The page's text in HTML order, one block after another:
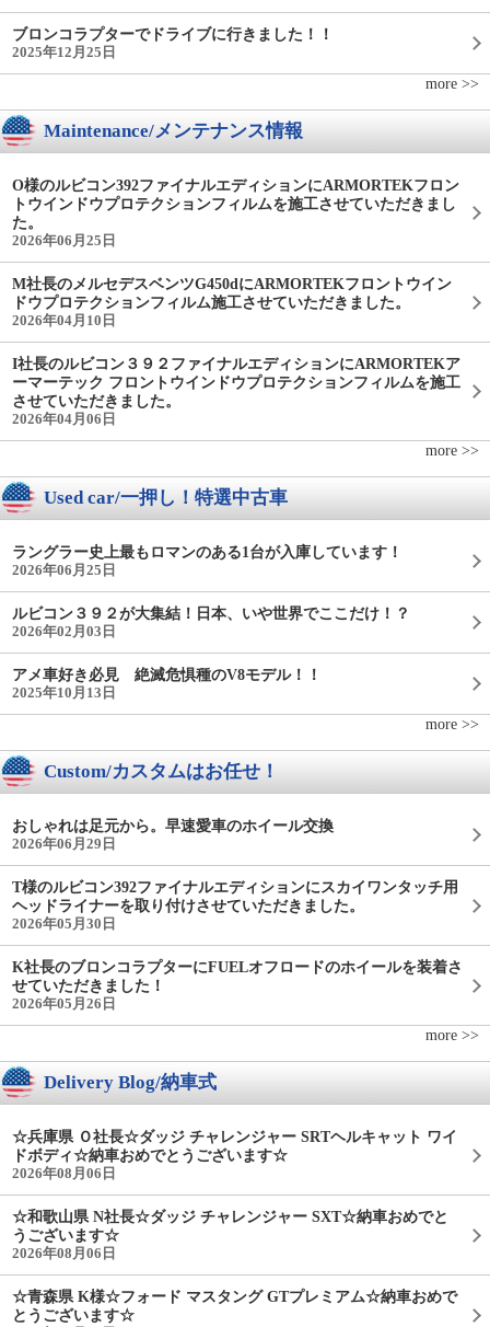
ブロンコラプターでドライブに行きました！！
2025年12月25日
more >>
Maintenance/メンテナンス情報
O様のルビコン392ファイナルエディションにARMORTEKフロン
トウインドウプロテクションフィルムを施工させていただきまし
た。
2026年06月25日
M社長のメルセデスベンツG450dにARMORTEKフロントウイン
ドウプロテクションフィルム施工させていただきました。
2026年04月10日
I社長のルビコン３９２ファイナルエディションにARMORTEKア
ーマーテック フロントウインドウプロテクションフィルムを施工
させていただきました。
2026年04月06日
more >>
Used car/一押し！特選中古車
ラングラー史上最もロマンのある1台が入庫しています！
2026年06月25日
ルビコン３９２が大集結！日本、いや世界でここだけ！？
2026年02月03日
アメ車好き必見 絶滅危惧種のV8モデル！！
2025年10月13日
more >>
Custom/カスタムはお任せ！
おしゃれは足元から。早速愛車のホイール交換
2026年06月29日
T様のルビコン392ファイナルエディションにスカイワンタッチ用
ヘッドライナーを取り付けさせていただきました。
2026年05月30日
K社長のブロンコラプターにFUELオフロードのホイールを装着さ
せていただきました！
2026年05月26日
more >>
Delivery Blog/納車式
☆兵庫県 Ｏ社長☆ダッジ チャレンジャー SRTヘルキャット ワイ
ドボディ☆納車おめでとうございます☆
2026年08月06日
☆和歌山県 N社長☆ダッジ チャレンジャー SXT☆納車おめでと
うございます☆
2026年08月06日
☆青森県 K様☆フォード マスタング GTプレミアム☆納車おめで
とうございます☆